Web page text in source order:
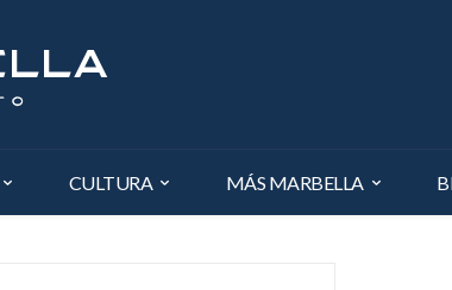
CULTURA MÁS MARBELLA